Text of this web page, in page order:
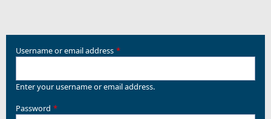
Username or email address
Enter your username or email address.
Password